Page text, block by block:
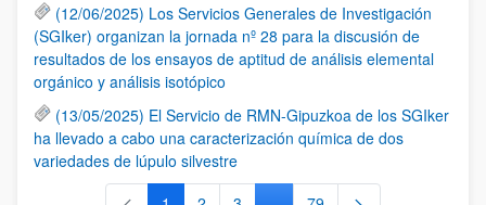
(12/06/2025) Los Servicios Generales de Investigación
(SGIker) organizan la jornada nº 28 para la discusión de
resultados de los ensayos de aptitud de análisis elemental
orgánico y análisis isotópico
(13/05/2025) El Servicio de RMN-Gipuzkoa de los SGIker
ha llevado a cabo una caracterización química de dos
variedades de lúpulo silvestre